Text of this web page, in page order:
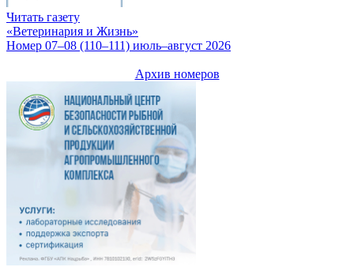
Читать газету
«Ветеринария и Жизнь»
Номер 07–08 (110–111) июль–август 2026
Архив номеров